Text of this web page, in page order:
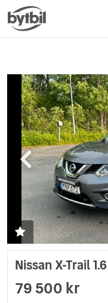
Nissan X-Trail
79 500 kr